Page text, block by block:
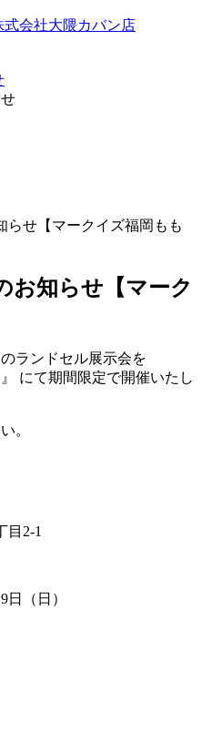
らせ【マークイズ福岡もも
お知らせ【マーク
ランドセル展示会を
にて期間限定で開催いたし
。
目2-1
日（日）